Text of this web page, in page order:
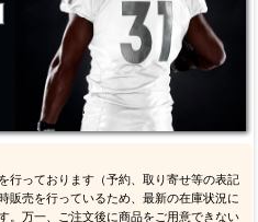
行っております（予約、取り寄せ等の表記
販売を行っているため、最新の在庫状況に
。万一、ご注文後に商品をご用意できない